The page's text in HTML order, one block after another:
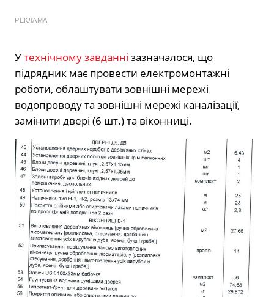
РЕКЛАМА
Утехнічному завданні зазначалося, що
підрядник має провести електромонтажні
роботи, облаштувати зовнішні мережі
водопроводу та зовнішні мережі каналізації,
замінити двері (6 шт.) та віконниці.